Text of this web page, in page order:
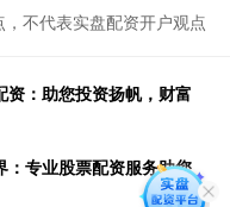
不代表实盘配资开户观点
：助您投资扬帆，财富
：专业股票配资服务助您